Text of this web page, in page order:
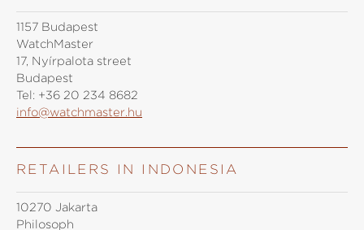
1157 Budapest
WatchMaster
17, Nyírpalota street
Budapest
Tel: +36 20 234 8682
info@watchmaster.hu
RETAILERS IN INDONESIA
10270 Jakarta
Philosoph